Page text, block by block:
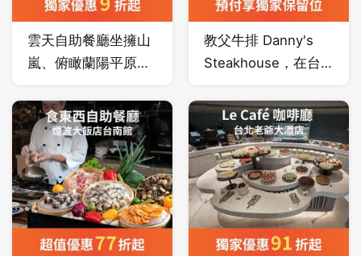
雲天自助餐廳坐擁山
嵐、俯瞰蘭陽平原的
溫泉蔬果與現撈海鮮
的宜蘭廚房美饌，同
時深入在地、細細品
味宜蘭道地美食、人
文及生態等行程，感
受蘭陽好客熱情，完
成旅客對渡假的夢
教父牛排 Danny's
Steakhouse，在台
父，料理牛排已有
40 年經驗，諳知每
一部位牛肉特性，創
造出各種牛排料理方
式，並引領台灣牛排
市場推廣至極，而他
所創造出來的「老饕